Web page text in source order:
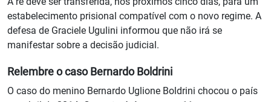
estabelecimento prisional compatível com o novo regime. A
defesa de Graciele Ugulini informou que não irá se
manifestar sobre a decisão judicial.
Relembre o caso Bernardo Boldrini
O caso do menino Bernardo Uglione Boldrini chocou o país